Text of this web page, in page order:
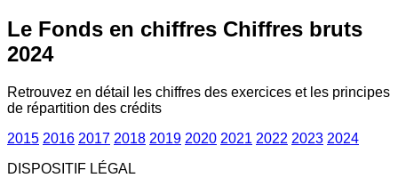
Le Fonds en chiffres Chiffres bruts
2024
Retrouvez en détail les chiffres des exercices et les principes
de répartition des crédits
2015 2016 2017 2018 2019 2020 2021 2022 2023 2024
DISPOSITIF LÉGAL